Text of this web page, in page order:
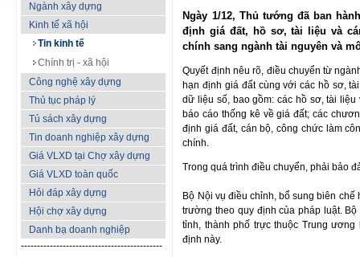
Ngành xây dựng
Kinh tế xã hội
Tin kinh tế
Chính trị - xã hội
Công nghệ xây dựng
Thủ tục pháp lý
Tủ sách xây dựng
Tin doanh nghiệp xây dựng
Giá VLXD tại Chợ xây dựng
Giá VLXD toàn quốc
Hỏi đáp xây dựng
Hội chợ xây dựng
Danh bạ doanh nghiệp
--------------------------------------------
Ngày 1/12, Thủ tướng đã ban
định giá đất, hồ sơ, tài liệu và
chính sang ngành tài nguyên và
Quyết định nêu rõ, điều chuyển từ
hạn định giá đất cùng với các hồ sơ,
dữ liệu số, bao gồm: các hồ sơ, tài
báo cáo thống kê về giá đất; các
định giá đất, cán bộ, công chức làm
chính.
Trong quá trình điều chuyển, phải bảo
Bộ Nội vụ điều chỉnh, bổ sung biên
trường theo quy định của pháp luật.
tỉnh, thành phố trực thuộc Trung
định này.